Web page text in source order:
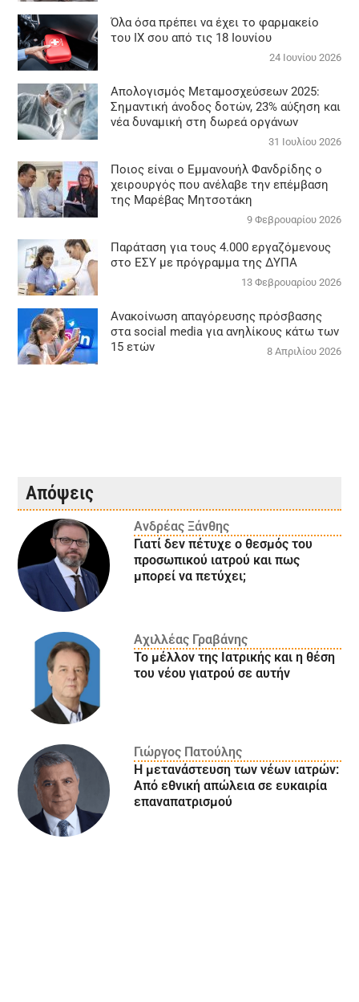
Όλα όσα πρέπει να έχει το φαρμακείο
του ΙΧ σου από τις 18 Ιουνίου
24 Ιουνίου 2026
Απολογισμός Μεταμοσχεύσεων 2025:
Σημαντική άνοδος δοτών, 23% αύξηση και
νέα δυναμική στη δωρεά οργάνων
31 Ιουλίου 2026
Ποιος είναι ο Εμμανουήλ Φανδρίδης ο
χειρουργός που ανέλαβε την επέμβαση
της Μαρέβας Μητσοτάκη
9 Φεβρουαρίου 2026
Παράταση για τους 4.000 εργαζόμενους
στο ΕΣΥ με πρόγραμμα της ΔΥΠΑ
13 Φεβρουαρίου 2026
Ανακοίνωση απαγόρευσης πρόσβασης
στα social media για ανηλίκους κάτω των
15 ετών
8 Απριλίου 2026
Απόψεις
Ανδρέας Ξάνθης
Γιατί δεν πέτυχε ο θεσμός του
προσωπικού ιατρού και πως
μπορεί να πετύχει;
Αχιλλέας Γραβάνης
Το μέλλον της Ιατρικής και η θέση
του νέου γιατρού σε αυτήν
Γιώργος Πατούλης
Η μετανάστευση των νέων ιατρών:
Aπό εθνική απώλεια σε ευκαιρία
επαναπατρισμού